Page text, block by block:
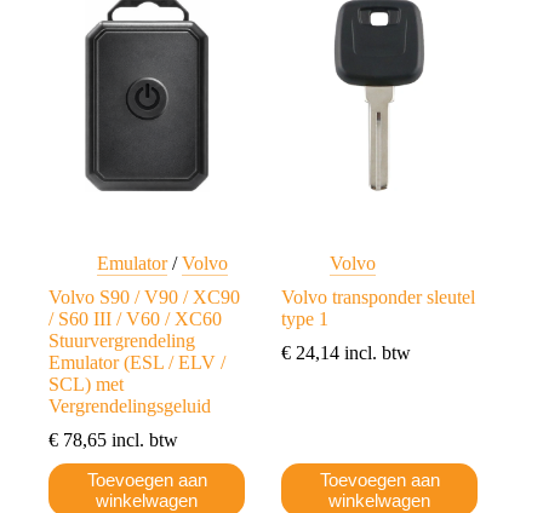
Emulator/Volvo
Volvo S90 / V90 / XC90
/ S60 III / V60 / XC60
Stuurvergrendeling
Emulator (ESL / ELV /
SCL) met
Vergrendelingsgeluid
€ 78,65 incl. btw
Toevoegen aan
winkelwagen
Volvo
Volvo transponder sleutel
type 1
€ 24,14 incl. btw
Toevoegen aan
winkelwagen